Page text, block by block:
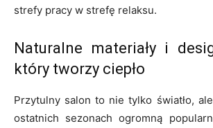
strefy pracy w strefę relaksu.
Naturalne materiały i
który tworzy ciepło
Przytulny salon to nie tylko światło,
ostatnich sezonach ogromną